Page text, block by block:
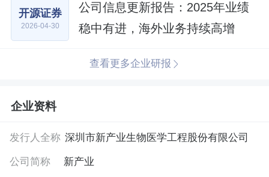
开源证券
2026-04-30
公司信息更新报告：2025年业绩
稳中有进，海外业务持续高增
查看更多企业研报
企业资料
发行人全称 深圳市新产业生物医学工程股份有限公司
公司简称 新产业